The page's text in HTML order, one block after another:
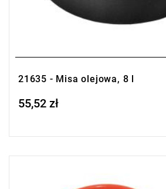
21635 - Misa olejowa, 8 l
Price tax included
55,52 zł
• Lejek z uchwytem i mosiężnym sitkiem